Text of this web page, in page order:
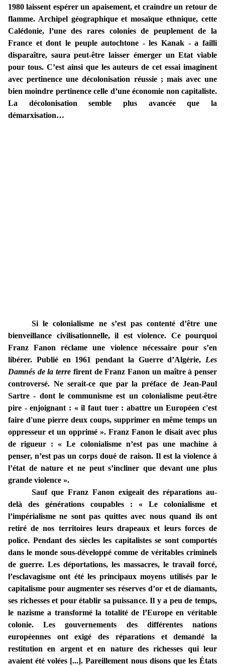
1980 laissent espérer un apaisement, et craindre un retour de
flamme. Archipel géographique et mosaïque ethnique, cette
Calédonie, l’une des rares colonies de peuplement de la
France et dont le peuple autochtone - les Kanak - a failli
disparaître, saura peut-être laisser émerger un Etat viable
pour tous. C’est ainsi que les auteurs de cet essai imaginent
avec pertinence une décolonisation réussie ; mais avec une
bien moindre pertinence celle d’une économie non capitaliste.
La décolonisation semble plus avancée que la
démarxisation…
Si le colonialisme ne s’est pas contenté d’être une
bienveillance civilisationnelle, il est violence. Ce pourquoi
Franz Fanon réclame une violence nécessaire pour s’en
libérer. Publié en 1961 pendant la Guerre d’Algérie, Les
Damnés de la terre firent de Franz Fanon un maître à penser
controversé. Ne serait-ce que par la préface de Jean-Paul
Sartre - dont le communisme est un colonialisme peut-être
pire - enjoignant : « il faut tuer : abattre un Européen c'est
faire d'une pierre deux coups, supprimer en même temps un
oppresseur et un opprimé ». Franz Fanon le disait avec plus
de rigueur : « Le colonialisme n’est pas une machine à
penser, n’est pas un corps doué de raison. Il est la violence à
l’état de nature et ne peut s’incliner que devant une plus
grande violence ».
Sauf que Franz Fanon exigeait des réparations au-
delà des générations coupables : « Le colonialisme et
l’impérialisme ne sont pas quittes avec nous quand ils ont
retiré de nos territoires leurs drapeaux et leurs forces de
police. Pendant des siècles les capitalistes se sont comportés
dans le monde sous-développé comme de véritables criminels
de guerre. Les déportations, les massacres, le travail forcé,
l’esclavagisme ont été les principaux moyens utilisés par le
capitalisme pour augmenter ses réserves d’or et de diamants,
ses richesses et pour établir sa puissance. Il y a peu de temps,
le nazisme a transformé la totalité de l’Europe en véritable
colonie. Les gouvernements des différentes nations
européennes ont exigé des réparations et demandé la
restitution en argent et en nature des richesses qui leur
avaient été volées [...]. Pareillement nous disons que les États